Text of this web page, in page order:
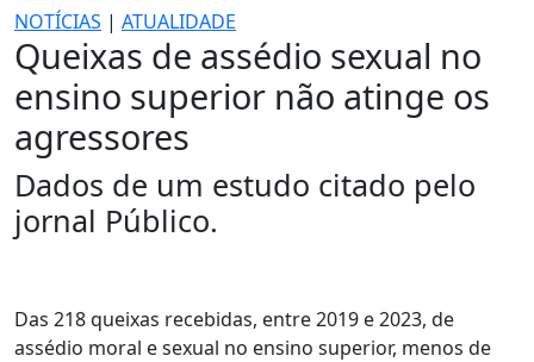
NOTÍCIAS | ATUALIDADE
Queixas de assédio sexual no
ensino superior não atinge os
agressores
Dados de um estudo citado pelo
jornal Público.
Das 218 queixas recebidas, entre 2019 e 2023, de
assédio moral e sexual no ensino superior, menos de